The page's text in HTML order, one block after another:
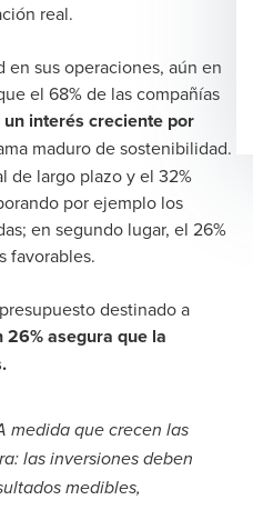
real.
en sus operaciones, aún en
el 68% de las compañías
interés creciente por
maduro de sostenibilidad.
de largo plazo y el 32%
por ejemplo los
en segundo lugar, el 26%
favorables.
destinado a
asegura que la
medida que crecen las
las inversiones deben
medibles,